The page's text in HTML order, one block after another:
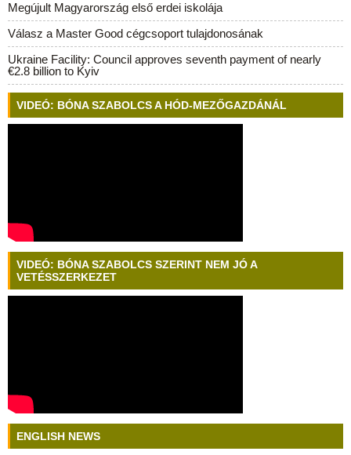
Megújult Magyarország első erdei iskolája
Válasz a Master Good cégcsoport tulajdonosának
Ukraine Facility: Council approves seventh payment of nearly
€2.8 billion to Kyiv
VIDEÓ: BÓNA SZABOLCS A HÓD-MEZŐGAZDÁNÁL
VIDEÓ: BÓNA SZABOLCS SZERINT NEM JÓ A
VETÉSSZERKEZET
ENGLISH NEWS